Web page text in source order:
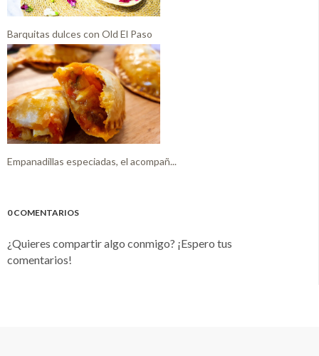
Barquitas dulces con Old El Paso
Empanadillas especiadas, el acompañ...
0 COMENTARIOS
¿Quieres compartir algo conmigo? ¡Espero tus
comentarios!